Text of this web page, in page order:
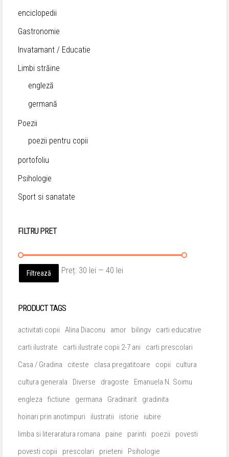
enciclopedii
Gastronomie
Invatamant / Educatie
Limbi străine
engleză
germană
Poezii
poezii pentru copii
portofoliu
Psihologie
Sport si sanatate
FILTRU PRET
Preț
Preț
Filtrează Preț: 30 lei — 40 lei
PRODUCT TAGS
activitati copii Alina Diaconu amor bilingv
carti educative
carti ilustrate
carti ilustrate copii 2-7 ani
carti prescolari
Casa / Gradina
citeste clasa pregatitoare copii
cultura
cultura generala
Diverse dragoste
Emanuela N. Soimu
engleza
fictiune germana Gradinarit
gradinita
hoinari prin anotimpuri
ilustratii istorie
iubire
limba si literaratura romana
paine parinti poezii
povesti
povesti copii
prescolari prieteni
Psihologie